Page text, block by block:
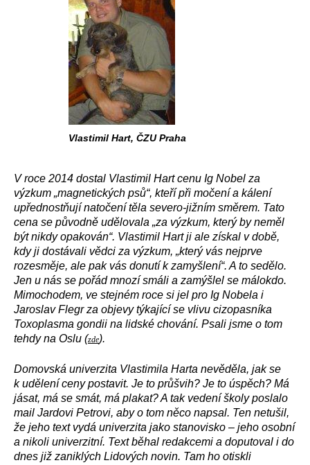
Vlastimil Hart, ČZU Praha
V roce 2014 dostal Vlastimil Hart cenu Ig Nobel za
výzkum „magnetických psů“, kteří při močení a kálení
upřednostňují natočení těla severo-jižním směrem. Tato
cena se původně udělovala „za výzkum, který by neměl
být nikdy opakován“. Vlastimil Hart ji ale získal v době,
kdy ji dostávali vědci za výzkum, „který vás nejprve
rozesměje, ale pak vás donutí k zamyšlení“. A to sedělo.
Jen u nás se pořád mnozí smáli a zamýšlel se málokdo.
Mimochodem, ve stejném roce si jel pro Ig Nobela i
Jaroslav Flegr za objevy týkající se vlivu cizopasníka
Toxoplasma gondii na lidské chování. Psali jsme o tom
tehdy na Oslu (zde).
Domovská univerzita Vlastimila Harta nevěděla, jak se
k udělení ceny postavit. Je to průšvih? Je to úspěch? Má
jásat, má se smát, má plakat? A tak vedení školy poslalo
mail Jardovi Petrovi, aby o tom něco napsal. Ten netušil,
že jeho text vydá univerzita jako stanovisko – jeho osobní
a nikoli univerzitní. Text běhal redakcemi a doputoval i do
dnes již zaniklých Lidových novin. Tam ho otiskli